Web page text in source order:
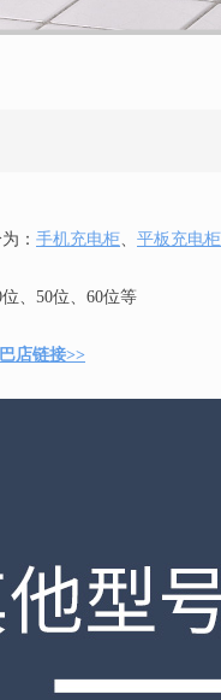
： 手机充电柜、 平板充电柜
、50位、60位等
店链接>>